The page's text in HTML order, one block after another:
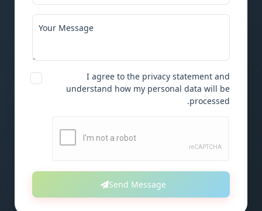
Your Message
I agree to the privacy statement and
understand how my personal data will be
processed.
Send Message